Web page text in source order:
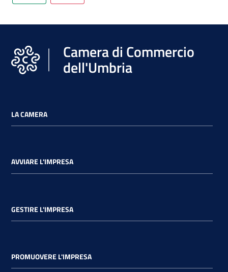
Camera di Commercio
dell'Umbria
LA CAMERA
AVVIARE L'IMPRESA
GESTIRE L'IMPRESA
PROMUOVERE L'IMPRESA